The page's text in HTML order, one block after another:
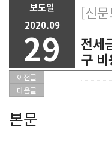
보도일
2020.09
29
[신
전세
구
이전글
다음글
본문